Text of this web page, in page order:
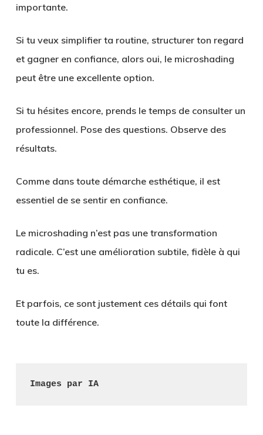
importante.
Si tu veux simplifier ta routine, structurer ton regard
et gagner en confiance, alors oui, le microshading
peut être une excellente option.
Si tu hésites encore, prends le temps de consulter un
professionnel. Pose des questions. Observe des
résultats.
Comme dans toute démarche esthétique, il est
essentiel de se sentir en confiance.
Le microshading n’est pas une transformation
radicale. C’est une amélioration subtile, fidèle à qui
tu es.
Et parfois, ce sont justement ces détails qui font
toute la différence.
Images par IA